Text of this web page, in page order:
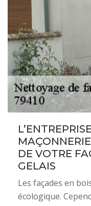
DE VOTRE
GELAIS
Les façades en
écologique.